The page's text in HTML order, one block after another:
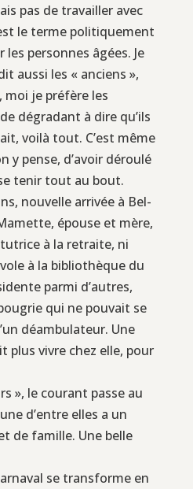
pas de travailler avec
le terme politiquement
personnes âgées. Je
aussi les « anciens »,
moi je préfère les
dégradant à dire qu’ils
voilà tout. C’est même
y pense, d’avoir déroulé
tenir tout au bout.
nouvelle arrivée à Bel-
épouse et mère,
à la retraite, ni
à la bibliothèque du
parmi d’autres,
qui ne pouvait se
déambulateur. Une
plus vivre chez elle, pour
», le courant passe au
d’entre elles a un
de famille. Une belle
se transforme en